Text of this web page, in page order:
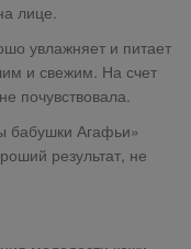
лице.
увлажняет и питает
и свежим. На счет
почувствовала.
бабушки Агафьи»
результат, не